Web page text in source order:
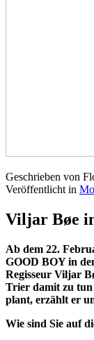
Geschrieben von
Veröffentlicht in
Viljar Bøe
Ab dem 22.
GOOD BOY in
Regisseur Viljar
Trier damit zu
plant, erzählt er
Wie sind Sie auf